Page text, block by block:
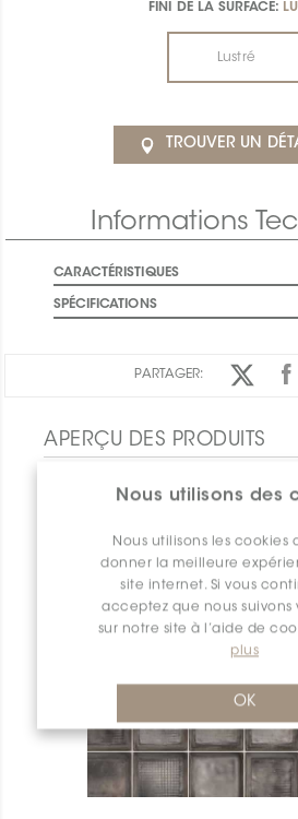
Nous utilisons des
Nous utilisons les cookies
donner la meilleure
site internet. Si vous
acceptez que nous suivons
sur notre site à l’aide de
plus
OK
FINI DE LA SURFACE:
Lustré
TROUVER UN
Informations
CARACTÉRISTIQUES
SPÉCIFICATIONS
PARTAGER:
APERÇU DES PRODUITS